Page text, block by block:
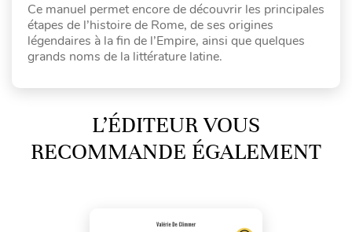
Ce manuel permet encore de découvrir les principales
étapes de l’histoire de Rome, de ses origines
légendaires à la fin de l’Empire, ainsi que quelques
grands noms de la littérature latine.
L’ÉDITEUR VOUS
RECOMMANDE ÉGALEMENT